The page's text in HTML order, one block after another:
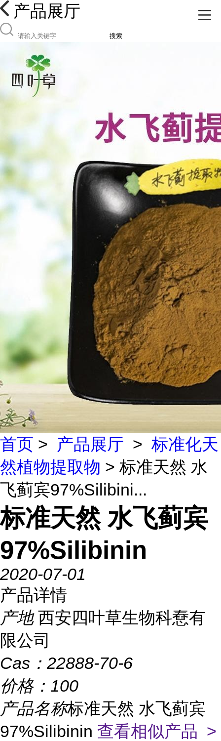
产品展厅
搜索
首页 > 产品展厅 > 标准化天
然植物提取物 > 标准天然 水
飞蓟宾97%Silibini...
标准天然 水飞蓟宾
97%Silibinin
2020-07-01
产品详情
产地 西安四叶草生物科憃有
限公司
Cas： 22888-70-6
价格： 100
产品名称标准天然 水飞蓟宾
97%Silibinin 查看相似产品 >